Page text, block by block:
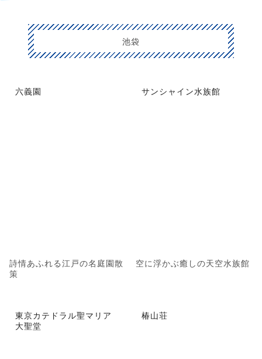
池袋
六義園
詩情あふれる江戸の名庭園散
策
サンシャイン水族館
空に浮かぶ癒しの天空水族館
東京カテドラル聖マリア
大聖堂
椿山荘